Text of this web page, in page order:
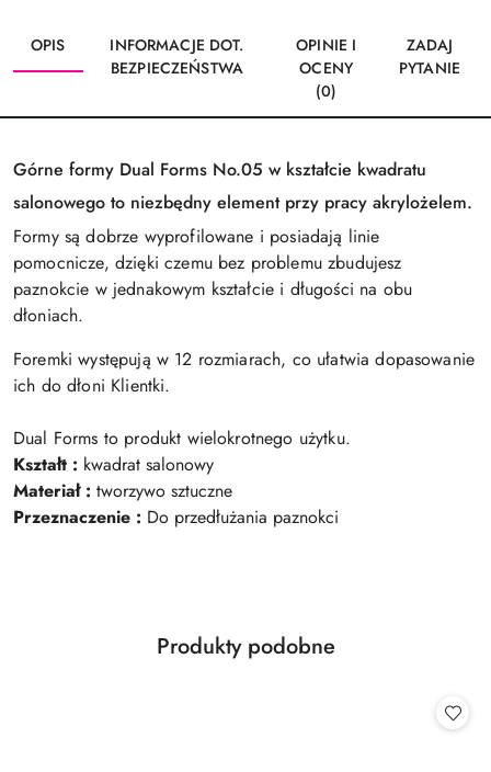
OPIS
INFORMACJE DOT.
BEZPIECZEŃSTWA
OPINIE I
OCENY
(0)
ZADAJ
PYTANIE
Górne formy Dual Forms No.05 w kształcie kwadratu
salonowego to niezbędny element przy pracy akrylożelem.
Formy są dobrze wyprofilowane i posiadają linie
pomocnicze, dzięki czemu bez problemu zbudujesz
paznokcie w jednakowym kształcie i długości na obu
dłoniach.
Foremki występują w 12 rozmiarach, co ułatwia dopasowanie
ich do dłoni Klientki.
Dual Forms to produkt wielokrotnego użytku.
Kształt : kwadrat salonowy
Materiał : tworzywo sztuczne
Przeznaczenie : Do przedłużania paznokci
Pomiń karuzelę produktów
Produkty
Produkty podobne